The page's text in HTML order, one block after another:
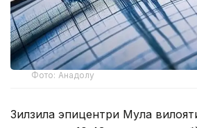
Фото: Анадолу
Зилзила эпицентри Муғла